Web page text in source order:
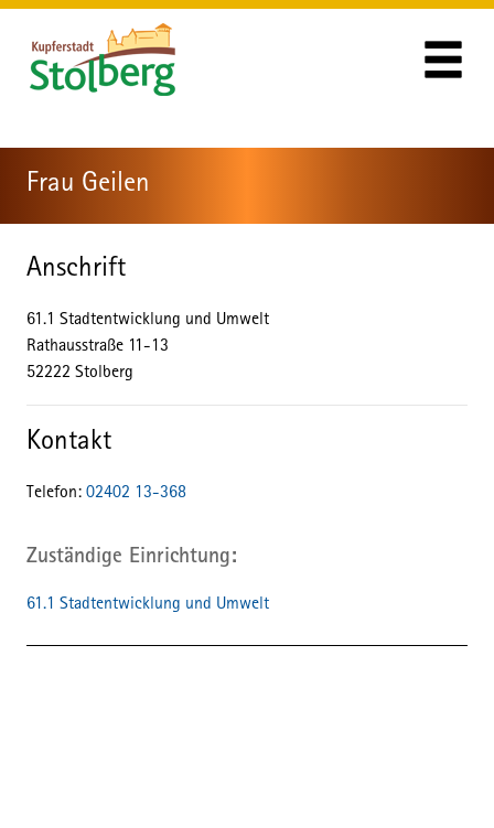
Zum Hauptinhalt springen
Zum Header
Zum Hauptinhalt
Zum Footer
Frau Geilen
Anschrift
61.1 Stadtentwicklung und Umwelt
Rathausstraße 11-13
52222 Stolberg
Kontakt
Telefon: 02402 13-368
Zuständige Einrichtung
61.1 Stadtentwicklung und Umwelt